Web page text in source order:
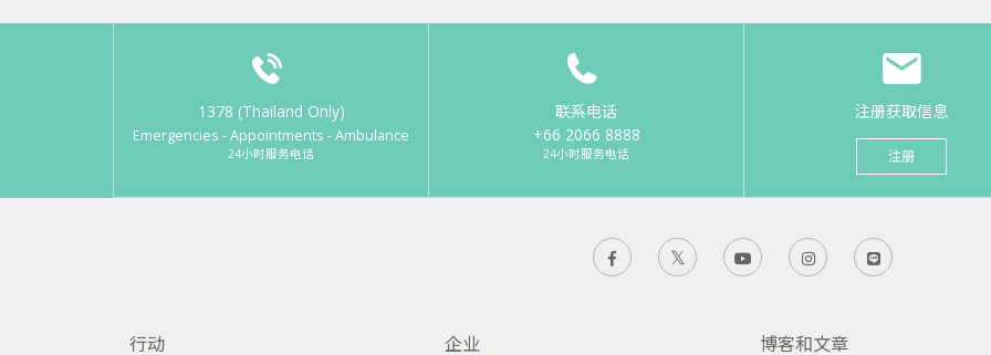
1378 (Thailand Only)
Emergencies - Appointments - Ambulance
24小时服务电话
联系电话
+66 2066 8888
24小时服务电话
注册获取信息
注册
行动 企业 博客和文章